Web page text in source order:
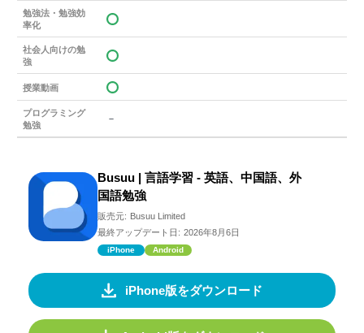
勉強法・勉強効
率化
社会人向けの勉
強
授業動画
プログラミング
勉強
－
Busuu | 言語学習 - 英語、中国語、外
国語勉強
販売元: Busuu Limited
最終アップデート日: 2026年8月6日
iPhone Android
iPhone版をダウンロード